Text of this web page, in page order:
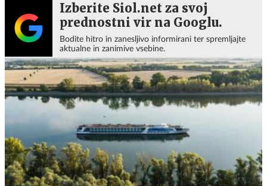
Izberite Siol.net za svoj
prednostni vir na Googlu.
Bodite hitro in zanesljivo informirani ter spremljajte
aktualne in zanimive vsebine.